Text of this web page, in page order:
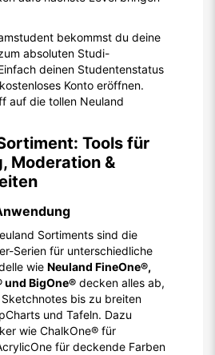
bekommst du deine
absoluten Studi-
deinen Studentenstatus
Konto eröffnen.
auf die tollen Neuland
Tools für
Moderation &
Sortiments sind die
Serien für unterschiedliche
wie Neuland FineOne®,
und BigOne® decken alles ab,
bis zu breiten
und Tafeln. Dazu
wie ChalkOne® für
für deckende Farben